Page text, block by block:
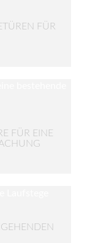
FÜR
FÜR EINE